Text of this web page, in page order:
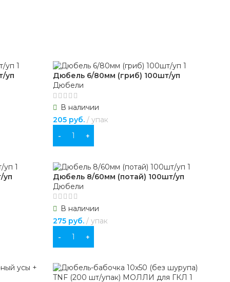
уп
Дюбель 6/80мм (гриб) 100шт/уп
Дюбели
В наличии
205 руб. упак
В КОРЗИНУ
уп
Дюбель 8/60мм (потай) 100шт/уп
Дюбели
В наличии
275 руб. упак
В КОРЗИНУ